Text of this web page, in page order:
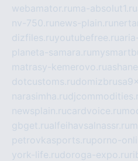
webamator.ru ma-absolut1.ru
nv-750.ru news-plain.ru
dizfiles.ruyoutubefree.ru
planeta-samara.ru
matrasy-kemerovo.ru
dotcustoms.ru
narasimha.ru
newsplain.rucardvoice.ru
gbget.rualfeihavsalnassr.ru
petrovkasports.ruporno-
york-life.rudoroga-expo.ru